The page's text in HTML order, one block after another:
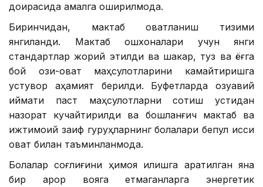
доирасида амалга оширилмоқда.
Биринчидан, мактаб овқатланиш тизими
янгиланди. Мактаб ошхоналари учун янги
стандартлар жорий этилди ва шакар, туз ва ёғга
бой озиқ-овқат маҳсулотларини камайтиришга
устувор аҳамият берилди. Буфетларда озуқавий
қиймати паст маҳсулотларни сотиш устидан
назорат кучайтирилди ва бошланғич мактаб ва
ижтимоий заиф гуруҳларнинг болалари бепул иссиқ
овқат билан таъминланмоқда.
Болалар соғлиғини ҳимоя қилишга қаратилган яна
бир қарор вояга етмаганларга энергетик